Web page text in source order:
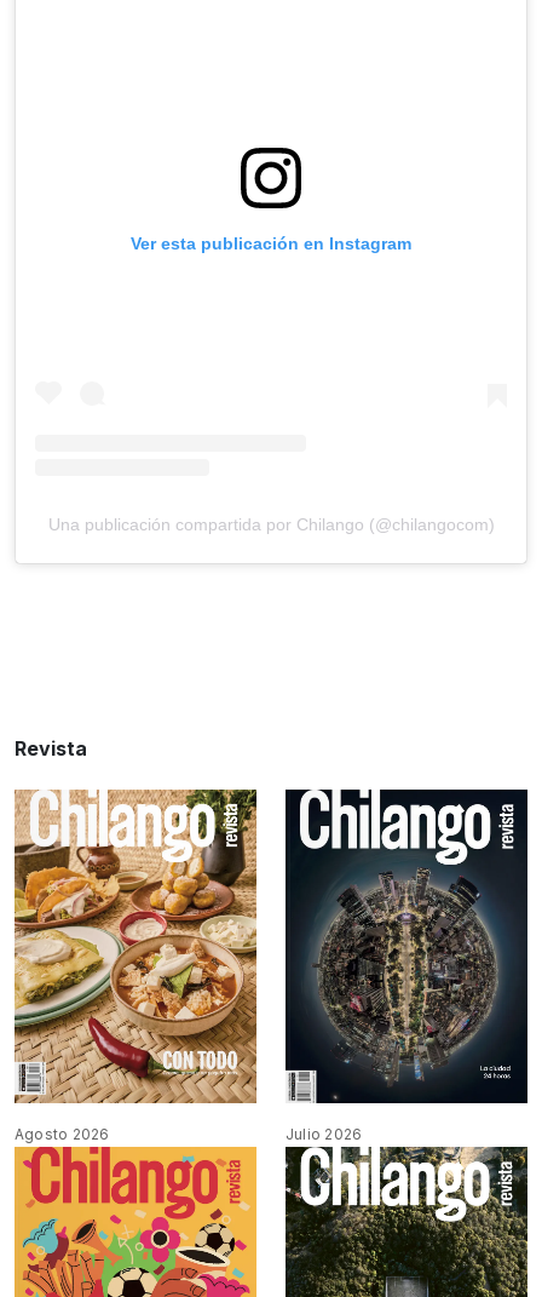
Ver esta publicación en Instagram
Una publicación compartida por Chilango (@chilangocom)
Revista
Agosto 2026 Julio 2026